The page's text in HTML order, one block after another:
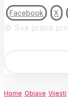
Facebook X
© Sva prava
Home Objave Vijesti